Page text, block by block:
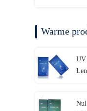
Warme
UV
Nul